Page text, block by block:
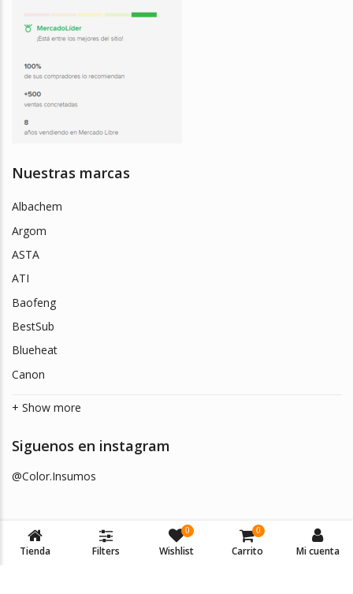
Nuestras marcas
Albachem
Argom
ASTA
ATI
Baofeng
BestSub
Blueheat
Canon
+ Show more
Siguenos en instagram
@Color.Insumos
Tienda Filters
0
Wishlist
0
Carrito Mi cuenta